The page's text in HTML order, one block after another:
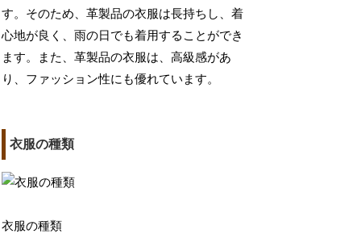
す。そのため、革製品の衣服は長持ちし、着
心地が良く、雨の日でも着用することができ
ます。また、革製品の衣服は、高級感があ
り、ファッション性にも優れています。
衣服の種類
衣服の種類